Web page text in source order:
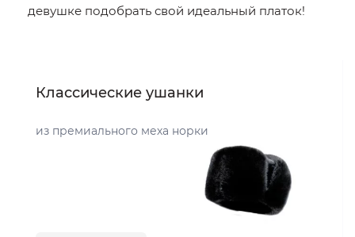
девушке подобрать свой идеальный платок!
Классические ушанки
из премиального меха норки